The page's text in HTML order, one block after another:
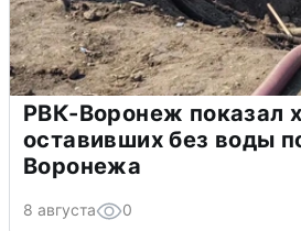
РВК-Воронеж показал
оставивших без воды
Воронежа
8 августа 0